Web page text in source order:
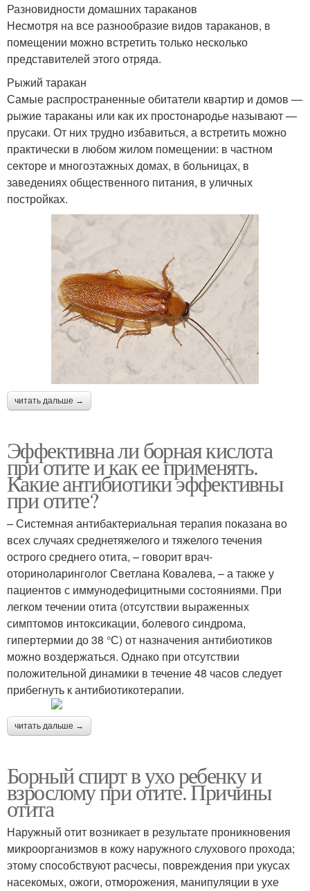
Разновидности домашних тараканов
Несмотря на все разнообразие видов тараканов, в
помещении можно встретить только несколько
представителей этого отряда.
Рыжий таракан
Самые распространенные обитатели квартир и домов —
рыжие тараканы или как их простонародье называют —
прусаки. От них трудно избавиться, а встретить можно
практически в любом жилом помещении: в частном
секторе и многоэтажных домах, в больницах, в
заведениях общественного питания, в уличных
постройках.
читать дальше →
Эффективна ли борная кислота
при отите и как ее применять.
Какие антибиотики эффективны
при отите?
– Системная антибактериальная терапия показана во
всех случаях среднетяжелого и тяжелого течения
острого среднего отита, – говорит врач-
оториноларинголог Светлана Ковалева, – а также у
пациентов с иммунодефицитными состояниями. При
легком течении отита (отсутствии выраженных
симптомов интоксикации, болевого синдрома,
гипертермии до 38 °С) от назначения антибиотиков
можно воздержаться. Однако при отсутствии
положительной динамики в течение 48 часов следует
прибегнуть к антибиотикотерапии.
читать дальше →
Борный спирт в ухо ребенку и
взрослому при отите. Причины
отита
Наружный отит возникает в результате проникновения
микроорганизмов в кожу наружного слухового прохода;
этому способствуют расчесы, повреждения при укусах
насекомых, ожоги, отморожения, манипуляции в ухе